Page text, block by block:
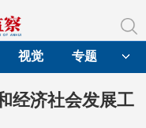
视觉 专题
经济社会发展工